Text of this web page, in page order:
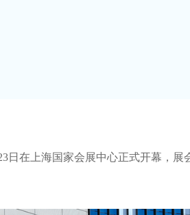
在上海国家会展中心正式开幕，展